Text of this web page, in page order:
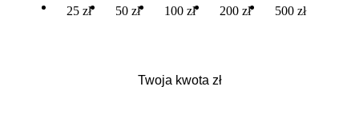
25 zł 50 zł 100 zł 200 zł 500 zł